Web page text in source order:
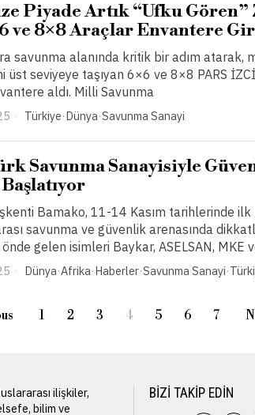
Piyade Artık “Ufku Gören”
ve 8×8 Araçlar Envantere
savunma alanında kritik bir adım atarak,
üst seviyeye taşıyan 6×6 ve 8×8 PARS
aldı. Milli Savunma
Türkiye·Dünya·Savunma Sanayi
Savunma Sanayisiyle
Bamako, 11-14 Kasım tarihlerinde
savunma ve güvenlik arenasında
gelen isimleri Baykar, ASELSAN, MKE
Dünya·Afrika·Haberler·Savunma Sanayi·
1 2 3 4 5 6 7
ilişkiler,
bilim ve
BIZI TAKIP EDIN